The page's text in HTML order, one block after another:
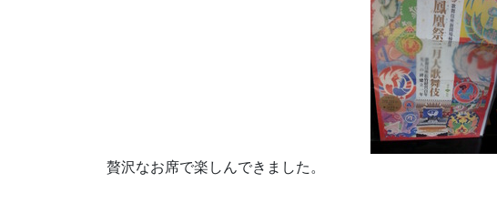
贅沢なお席で楽しんできました。